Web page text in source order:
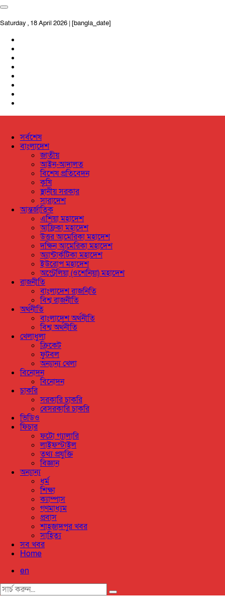
Saturday , 18 April 2026 | [bangla_date]
সর্বশেষ
বাংলাদেশ
জাতীয়
আইন-আদালত
বিশেষ প্রতিবেদন
কৃষি
স্থানীয় সরকার
সারাদেশ
আন্তর্জাতিক
এশিয়া মহাদেশ
আফ্রিকা মহাদেশ
উত্তর আমেরিকা মহাদেশ
দক্ষিন আমেরিকা মহাদেশ
অ্যান্টার্কটিকা মহাদেশ
ইউরোপ মহাদেশ
অস্ট্রেলিয়া (ওশেনিয়া) মহাদেশ
রাজনীতি
বাংলাদেশ রাজনিতি
বিশ্ব রাজনীতি
অর্থনীতি
বাংলাদেশ অর্থনীতি
বিশ্ব অর্থনীতি
খেলাধুলা
ক্রিকেট
ফুটবল
অন্যান্য খেলা
বিনোদন
বিনোদন
চাকরি
সরকারি চাকরি
বেসরকারি চাকরি
ভিডিও
ফিচার
ফটো গ্যালারি
লাইফস্টাইল
তথ্য প্রযুক্তি
বিজ্ঞান
অন্যান্য
ধর্ম
শিক্ষা
ক্যাম্পাস
গণমাধ্যম
প্রবাস
শাহজাদপুর খবর
সাহিত্য
সব খবর
Home
en